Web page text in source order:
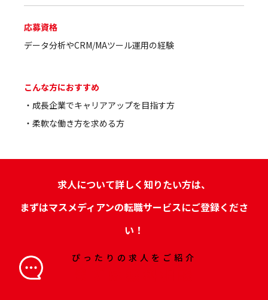
応募資格
データ分析やCRM/MAツール運用の経験
こんな方におすすめ
・成長企業でキャリアアップを目指す方
・柔軟な働き方を求める方
求人について詳しく知りたい方は、
まずはマスメディアンの転職サービスにご登録くださ
い！
ぴったりの求人をご紹介